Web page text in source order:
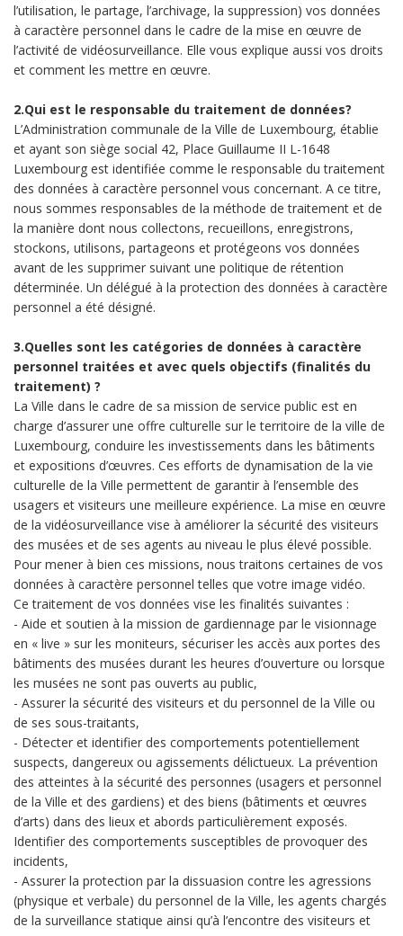
l’utilisation, le partage, l’archivage, la suppression) vos données
à caractère personnel dans le cadre de la mise en œuvre de
l’activité de vidéosurveillance. Elle vous explique aussi vos droits
et comment les mettre en œuvre.
2.Qui est le responsable du traitement de données?
L’Administration communale de la Ville de Luxembourg, établie
et ayant son siège social 42, Place Guillaume II L-1648
Luxembourg est identifiée comme le responsable du traitement
des données à caractère personnel vous concernant. A ce titre,
nous sommes responsables de la méthode de traitement et de
la manière dont nous collectons, recueillons, enregistrons,
stockons, utilisons, partageons et protégeons vos données
avant de les supprimer suivant une politique de rétention
déterminée. Un délégué à la protection des données à caractère
personnel a été désigné.
3.Quelles sont les catégories de données à caractère
personnel traitées et avec quels objectifs (finalités du
traitement) ?
La Ville dans le cadre de sa mission de service public est en
charge d’assurer une offre culturelle sur le territoire de la ville de
Luxembourg, conduire les investissements dans les bâtiments
et expositions d’œuvres. Ces efforts de dynamisation de la vie
culturelle de la Ville permettent de garantir à l’ensemble des
usagers et visiteurs une meilleure expérience. La mise en œuvre
de la vidéosurveillance vise à améliorer la sécurité des visiteurs
des musées et de ses agents au niveau le plus élevé possible.
Pour mener à bien ces missions, nous traitons certaines de vos
données à caractère personnel telles que votre image vidéo.
Ce traitement de vos données vise les finalités suivantes :
- Aide et soutien à la mission de gardiennage par le visionnage
en « live » sur les moniteurs, sécuriser les accès aux portes des
bâtiments des musées durant les heures d’ouverture ou lorsque
les musées ne sont pas ouverts au public,
- Assurer la sécurité des visiteurs et du personnel de la Ville ou
de ses sous-traitants,
- Détecter et identifier des comportements potentiellement
suspects, dangereux ou agissements délictueux. La prévention
des atteintes à la sécurité des personnes (usagers et personnel
de la Ville et des gardiens) et des biens (bâtiments et œuvres
d’arts) dans des lieux et abords particulièrement exposés.
Identifier des comportements susceptibles de provoquer des
incidents,
- Assurer la protection par la dissuasion contre les agressions
(physique et verbale) du personnel de la Ville, les agents chargés
de la surveillance statique ainsi qu’à l’encontre des visiteurs et